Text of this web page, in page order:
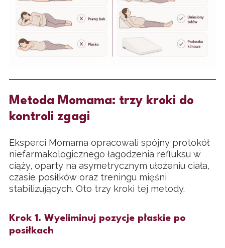
Metoda Momama: trzy kroki do
kontroli zgagi
Eksperci Momama opracowali spójny protokół
niefarmakologicznego łagodzenia refluksu w
ciąży, oparty na asymetrycznym ułożeniu ciała,
czasie posiłków oraz treningu mięśni
stabilizujących. Oto trzy kroki tej metody.
Krok 1. Wyeliminuj pozycje płaskie po
posiłkach